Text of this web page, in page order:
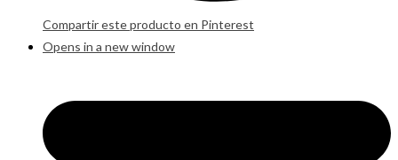
Compartir este producto en Pinterest
Opens in a new window